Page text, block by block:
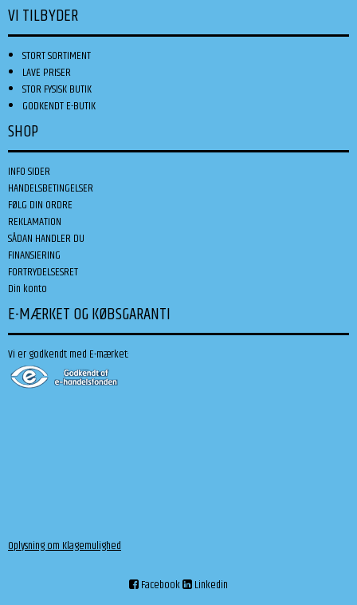
VI TILBYDER
STORT SORTIMENT
LAVE PRISER
STOR FYSISK BUTIK
GODKENDT E-BUTIK
SHOP
INFO SIDER
HANDELSBETINGELSER
FØLG DIN ORDRE
REKLAMATION
SÅDAN HANDLER DU
FINANSIERING
FORTRYDELSESRET
Din konto
E-MÆRKET OG KØBSGARANTI
Vi er godkendt med E-mærket:
Oplysning om Klagemulighed
Facebook Linkedin